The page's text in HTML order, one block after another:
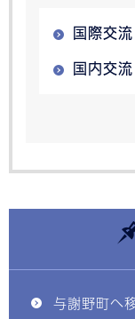
国際交流
国内交流
与謝野町へ